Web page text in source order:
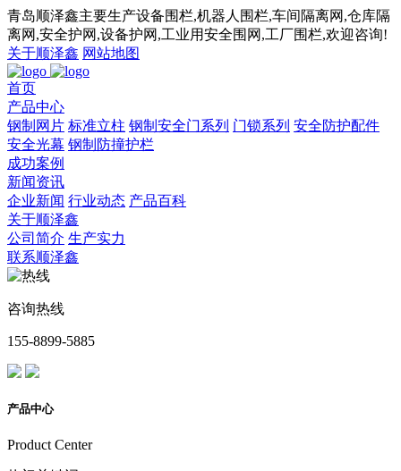
青岛顺泽鑫主要生产设备围栏,机器人围栏,车间隔离网,仓库隔
离网,安全护网,设备护网,工业用安全围网,工厂围栏,欢迎咨询!
关于顺泽鑫 网站地图
首页
产品中心
钢制网片 标准立柱 钢制安全门系列 门锁系列 安全防护配件
安全光幕 钢制防撞护栏
成功案例
新闻资讯
企业新闻 行业动态 产品百科
关于顺泽鑫
公司简介 生产实力
联系顺泽鑫
咨询热线
155-8899-5885
产品中心
Product Center